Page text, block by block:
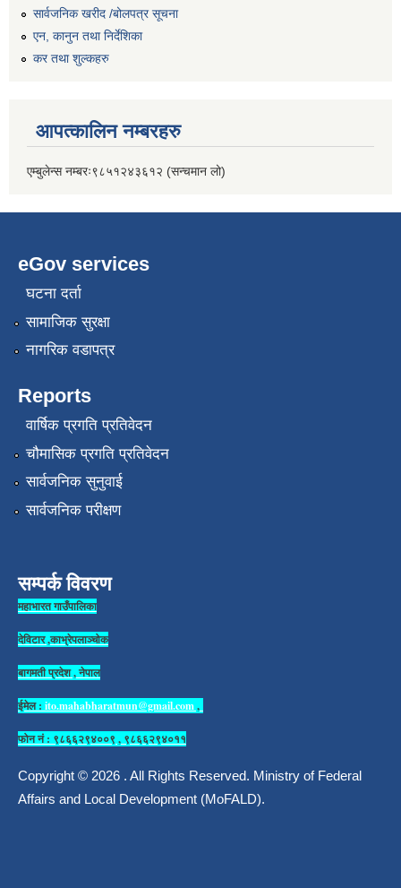
सार्वजनिक खरीद /बोलपत्र सूचना
एन, कानुन तथा निर्देशिका
कर तथा शुल्कहरु
आपत्कालिन नम्बरहरु
एम्बुलेन्स नम्बरः९८५१२४३६१२ (सन्चमान लो)
eGov services
घटना दर्ता
सामाजिक सुरक्षा
नागरिक वडापत्र
Reports
वार्षिक प्रगति प्रतिवेदन
चौमासिक प्रगति प्रतिवेदन
सार्वजनिक सुनुवाई
सार्वजनिक परीक्षण
सम्पर्क विवरण
महाभारत गाउँपालिका
देविटार ,काभ्रेपलाञ्चोक
बागमती प्रदेश , नेपाल
ईमेल : ito.mahabharatmun@gmail.com,
फोन नं : ९८६६२९४००९ , ९८६६२९४०११
Copyright © 2026 . All Rights Reserved. Ministry of Federal
Affairs and Local Development (MoFALD).